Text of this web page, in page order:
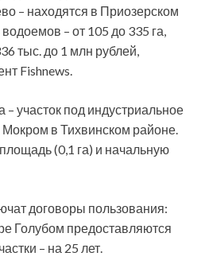
– находятся в Приозерском
– от 105 до 335 га,
тыс. до 1 млн рублей,
Fishnews.
участок под индустриальное
в Тихвинском районе.
(0,1 га) и начальную
договоры пользования:
Голубом предоставляются
– на 25 лет.